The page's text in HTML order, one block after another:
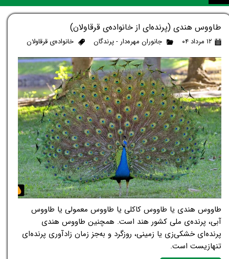
طاووس هندی (پرنده‌ای از خانواده‌ی قرقاولان)
۱۲ مرداد ۰۴ جانوران مهره‌دار - پرندگان خانواده‌ی قرقاولان
طاووس هندی یا طاووس کاکلی یا طاووس معمولی یا طاووس
آبی، پرنده‌ی ملی کشور هند است. همچنین طاووس هندی
پرنده‌ای خشکی‌زی یا زمینی، روزگرد و به‌جز زمان زادآوری پرنده‌ای
تنهازیست است.